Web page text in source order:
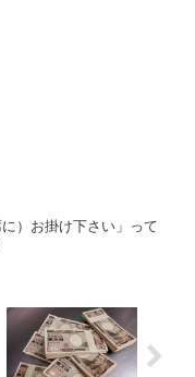
に）お掛け下さい」って